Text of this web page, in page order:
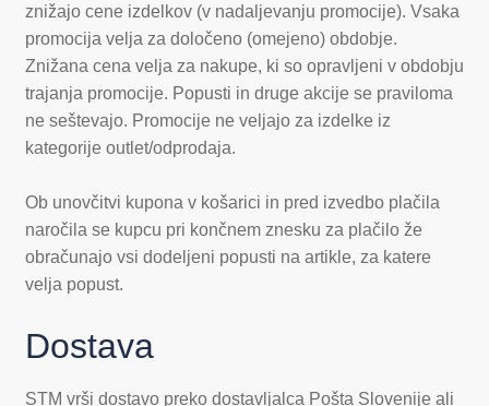
znižajo cene izdelkov (v nadaljevanju promocije). Vsaka
promocija velja za določeno (omejeno) obdobje.
Znižana cena velja za nakupe, ki so opravljeni v obdobju
trajanja promocije. Popusti in druge akcije se praviloma
ne seštevajo. Promocije ne veljajo za izdelke iz
kategorije outlet/odprodaja.
Ob unovčitvi kupona v košarici in pred izvedbo plačila
naročila se kupcu pri končnem znesku za plačilo že
obračunajo vsi dodeljeni popusti na artikle, za katere
velja popust.
Dostava
STM vrši dostavo preko dostavljalca Pošta Slovenije ali